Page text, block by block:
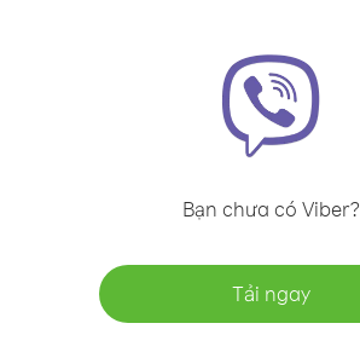
Bạn chưa có Viber?
Tải ngay